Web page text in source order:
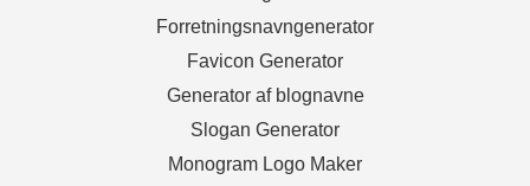
Forretningsnavngenerator
Favicon Generator
Generator af blognavne
Slogan Generator
Monogram Logo Maker